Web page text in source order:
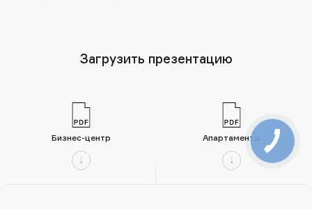
Загрузить презентацию
Бизнес-центр Апартаменты